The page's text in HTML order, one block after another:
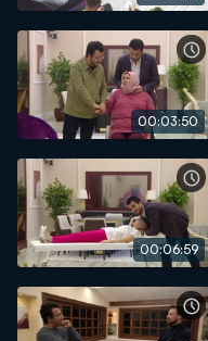
00:03:50
00:06:59